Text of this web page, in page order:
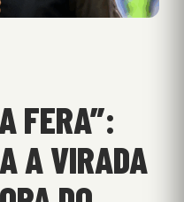
FERA”:
A VIRADA